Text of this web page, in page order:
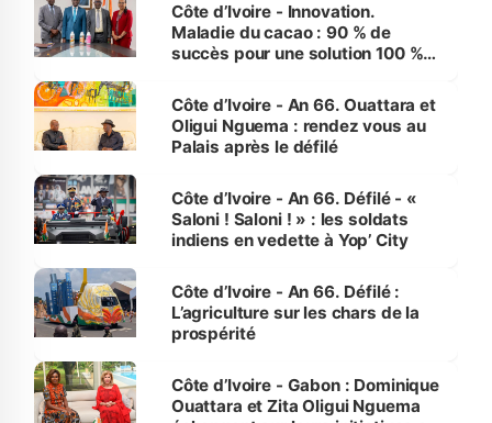
Côte d’Ivoire - Innovation.
Maladie du cacao : 90 % de
succès pour une solution 100 %
Côte d’Ivoire - An 66. Ouattara et
Oligui Nguema : rendez vous au
Palais après le défilé
Côte d’Ivoire - An 66. Défilé - «
Saloni ! Saloni ! » : les soldats
indiens en vedette à Yop’ City
Côte d’Ivoire - An 66. Défilé :
L’agriculture sur les chars de la
prospérité
Côte d’Ivoire - Gabon : Dominique
Ouattara et Zita Oligui Nguema